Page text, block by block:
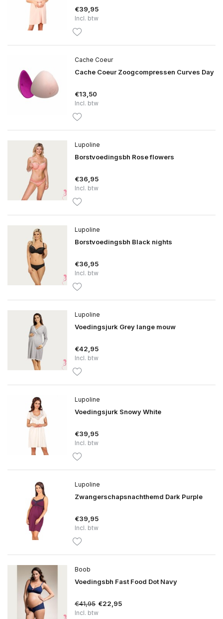
€39,95
Incl. btw
Cache Coeur
Cache Coeur Zoogcompressen Curves Day
€13,50
Incl. btw
Lupoline
Borstvoedingsbh Rose flowers
€36,95
Incl. btw
Lupoline
Borstvoedingsbh Black nights
€36,95
Incl. btw
Lupoline
Voedingsjurk Grey lange mouw
€42,95
Incl. btw
Lupoline
Voedingsjurk Snowy White
€39,95
Incl. btw
Lupoline
Zwangerschapsnachthemd Dark Purple
€39,95
Incl. btw
Boob
Voedingsbh Fast Food Dot Navy
€41,95 €22,95
Incl. btw